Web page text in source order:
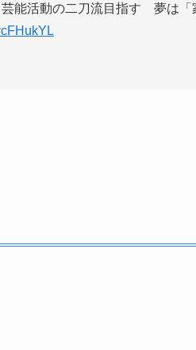
能活動の二刀流目指す 夢は「